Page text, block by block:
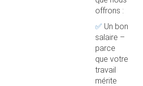
offrons :
✅ Un bon
salaire –
parce
que votre
travail
mérite